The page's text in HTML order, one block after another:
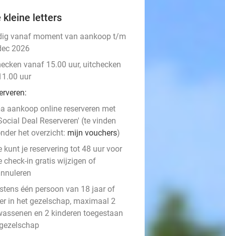
kleine letters
vanaf moment van aankoop t/m
2026
vanaf 15.00 uur, uitchecken
uur
aankoop online reserveren met
Deal Reserveren' (te vinden
het overzicht: mijn vouchers)
kunt je reservering tot 48 uur voor
check-in gratis wijzigen of
één persoon van 18 jaar of
in het gezelschap, maximaal 2
en 2 kinderen toegestaan